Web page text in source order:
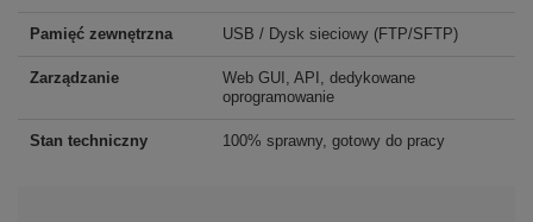
Pamięć zewnętrzna USB / Dysk sieciowy (FTP/SFTP)
Zarządzanie
Web GUI, API, dedykowane
oprogramowanie
Stan techniczny 100% sprawny, gotowy do pracy